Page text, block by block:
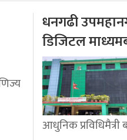
धनगढी
डिजिटल
आधुनिक प्रविधिमैत्री